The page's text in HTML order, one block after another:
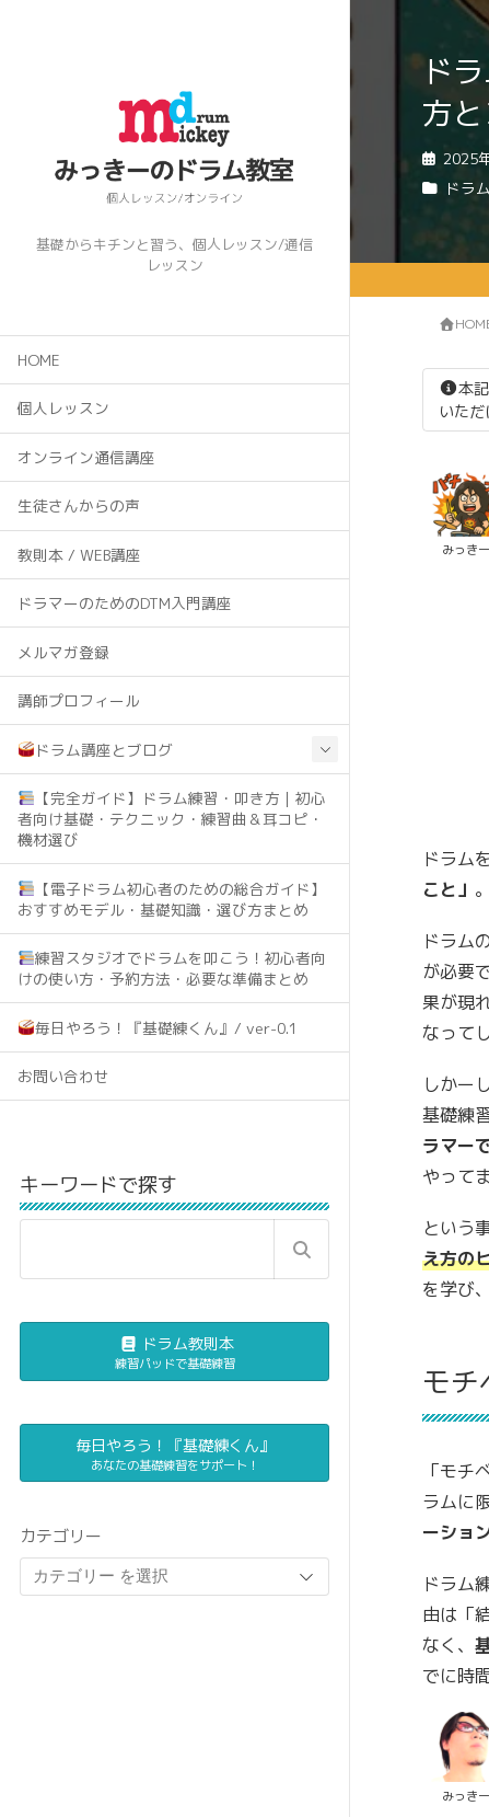
基礎からキチンと習う、個人レッスン/通信
レッスン
HOME
個人レッスン
オンライン通信講座
生徒さんからの声
教則本 / WEB講座
ドラマーのためのDTM入門講座
メルマガ登録
講師プロフィール
ドラム講座とブログ
【完全ガイド】ドラム練習・叩き方｜初心
者向け基礎・テクニック・練習曲＆耳コピ・
機材選び
【電子ドラム初心者のための総合ガイド】
おすすめモデル・基礎知識・選び方まとめ
練習スタジオでドラムを叩こう！初心者向
けの使い方・予約方法・必要な準備まとめ
毎日やろう！『基礎練くん』/ ver-0.1
お問い合わせ
キーワードで探す
ドラム教則本
練習パッドで基礎練習
毎日やろう！『基礎練くん』
あなたの基礎練習をサポート！
カテゴリー
ド
方
2025
ドラ
本
いただ
みっきー
ドラム
こと」 。
ドラム
が必要
果が現
なって
しかー
基礎練
ラマー
やって
という
え方の
を学び
モ
「モチ
ラムに
ーショ
ドラム
由は「
なく、
でに時
みっきー